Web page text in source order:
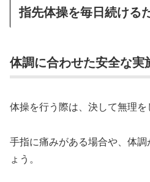
指先体操を毎日続ける
体調に合わせた安全な実
体操を行う際は、決して無理を
手指に痛みがある場合や、体
ょう。